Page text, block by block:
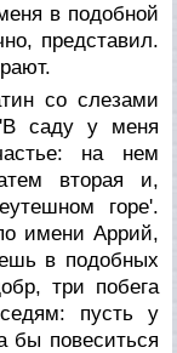
в подобной
представил.
со слезами
саду у меня
на нем
вторая и,
горе'.
имени Аррий,
в подобных
три побега
пусть у
бы повеситься